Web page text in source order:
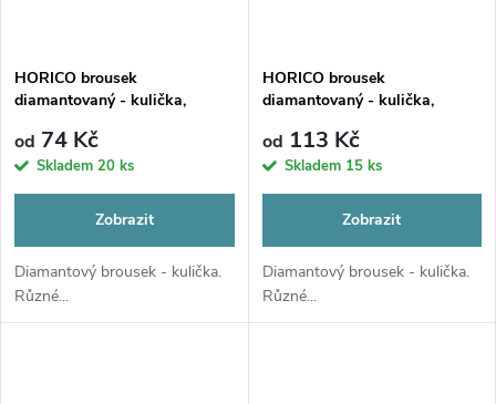
HORICO brousek
diamantovaný - kulička,
od 74 Kč
Skladem 20 ks
Zobrazit
Diamantový brousek - kulička.
Různé...
HORICO brousek
diamantovaný - kulička,
od 113 Kč
Skladem 15 ks
Zobrazit
Diamantový brousek - kulička.
Různé...